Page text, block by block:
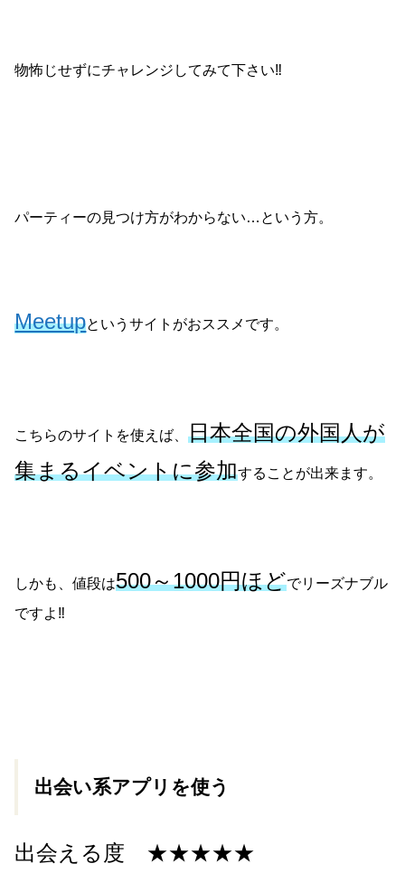
物怖じせずにチャレンジしてみて下さい‼
パーティーの見つけ方がわからない…という方。
Meetupというサイトがおススメです。
こちらのサイトを使えば、日本全国の外国人が
集まるイベントに参加することが出来ます。
しかも、値段は500～1000円ほどでリーズナブル
ですよ‼
出会い系アプリを使う
出会える度 ★★★★★